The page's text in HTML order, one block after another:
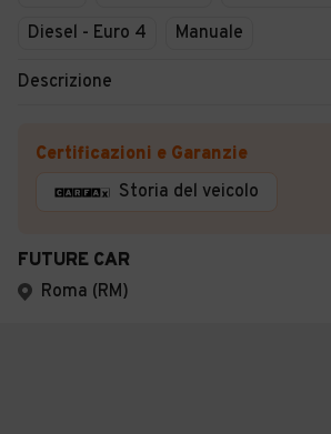
Diesel - Euro 4
Manuale
Descrizione
Certificazioni e Garanzie
Storia del veicolo
FUTURE CAR
Roma (RM)